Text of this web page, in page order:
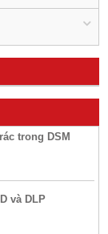
trong DSM
và DLP